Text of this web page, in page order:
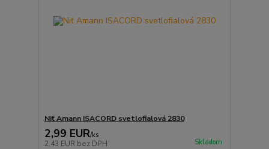
Niť Amann ISACORD svetlofialová 2830
2,99 EUR/ks
2,43 EUR bez DPH Skladom